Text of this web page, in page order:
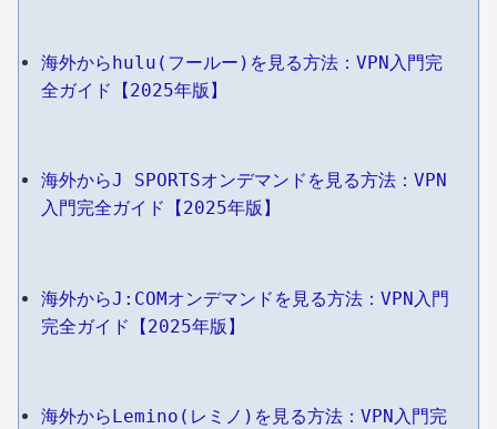
海外からhulu(フールー)を見る方法：VPN入門完
全ガイド【2025年版】
海外からJ SPORTSオンデマンドを見る方法：VPN
入門完全ガイド【2025年版】
海外からJ:COMオンデマンドを見る方法：VPN入門
完全ガイド【2025年版】
海外からLemino(レミノ)を見る方法：VPN入門完